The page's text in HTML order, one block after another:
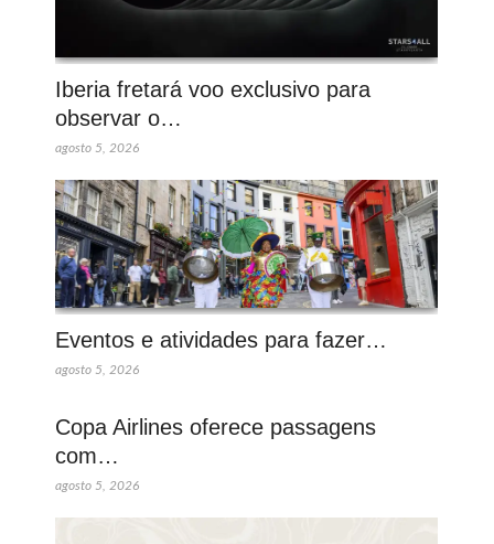
Iberia fretará voo exclusivo para
observar o…
agosto 5, 2026
Eventos e atividades para fazer…
agosto 5, 2026
Copa Airlines oferece passagens
com…
agosto 5, 2026